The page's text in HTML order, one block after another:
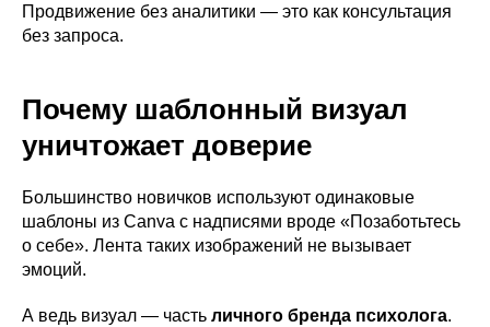
Продвижение без аналитики — это как консультация
без запроса.
Почему шаблонный визуал
уничтожает доверие
Большинство новичков используют одинаковые
шаблоны из Canva с надписями вроде «Позаботьтесь
о себе». Лента таких изображений не вызывает
эмоций.
А ведь визуал — часть личного бренда психолога.